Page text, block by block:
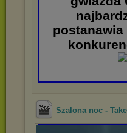
postanawia
Szalona noc -